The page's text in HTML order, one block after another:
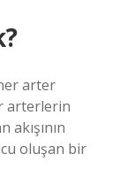
arter
arterlerin
akışının
oluşan bir